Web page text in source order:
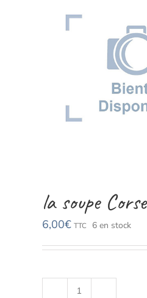
la soupe Corse
6,00€ TTC 6 en stock